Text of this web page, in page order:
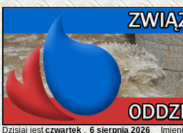
Dzisiaj jestczwartek, 6 sierpnia 2026